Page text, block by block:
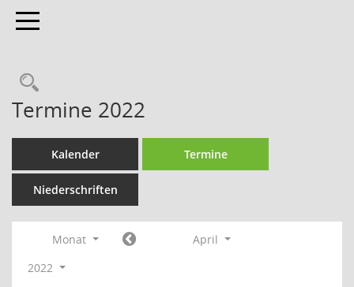
Toggle navigation
Termine 2022
Kalender Termine
Niederschriften
Monat
April
2022